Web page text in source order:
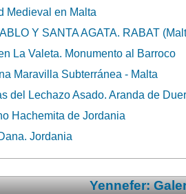
Medieval en Malta
Y SANTA AGATA. RABAT
La Valeta. Monumento al Barroco
Maravilla Subterránea - Malta
del Lechazo Asado. Aranda de
Hachemita de Jordania
Jordania
Yennefer: